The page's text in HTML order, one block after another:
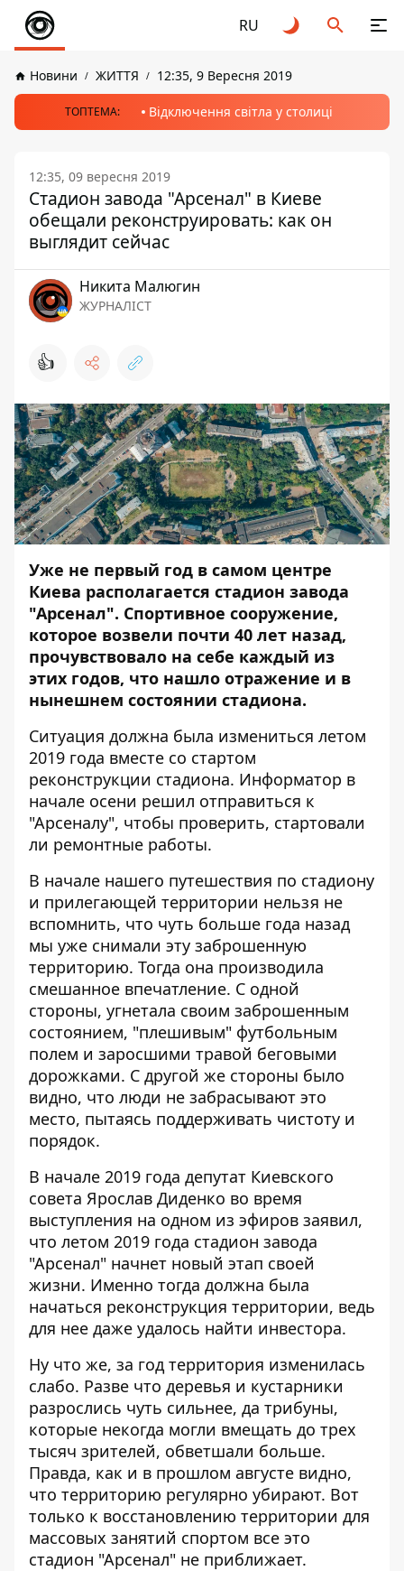
RU
Новини ЖИТТЯ 12:35, 9 Вересня 2019
ТОПТЕМА: Відключення світла у столиці
12:35, 09 вересня 2019
Стадион завода "Арсенал" в Киеве
обещали реконструировать: как он
выглядит сейчас
Никита Малюгин
ЖУРНАЛІСТ
👍
Уже не первый год в самом центре
Киева располагается стадион завода
"Арсенал". Спортивное сооружение,
которое возвели почти 40 лет назад,
прочувствовало на себе каждый из
этих годов, что нашло отражение и в
нынешнем состоянии стадиона.
Ситуация должна была измениться летом
2019 года вместе со стартом
реконструкции стадиона. Информатор в
начале осени решил отправиться к
"Арсеналу", чтобы проверить, стартовали
ли ремонтные работы.
В начале нашего путешествия по стадиону
и прилегающей территории нельзя не
вспомнить, что чуть больше года назад
мы уже снимали эту заброшенную
территорию. Тогда она производила
смешанное впечатление. С одной
стороны, угнетала своим заброшенным
состоянием, "плешивым" футбольным
полем и заросшими травой беговыми
дорожками. С другой же стороны было
видно, что люди не забрасывают это
место, пытаясь поддерживать чистоту и
порядок.
В начале 2019 года депутат Киевского
совета Ярослав Диденко во время
выступления на одном из эфиров заявил,
что летом 2019 года стадион завода
"Арсенал" начнет новый этап своей
жизни. Именно тогда должна была
начаться реконструкция территории, ведь
для нее даже удалось найти инвестора.
Ну что же, за год территория изменилась
слабо. Разве что деревья и кустарники
разрослись чуть сильнее, да трибуны,
которые некогда могли вмещать до трех
тысяч зрителей, обветшали больше.
Правда, как и в прошлом августе видно,
что территорию регулярно убирают. Вот
только к восстановлению территории для
массовых занятий спортом все это
стадион "Арсенал" не приближает.